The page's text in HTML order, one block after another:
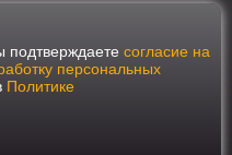
с требованиями
года №152-ФЗ "О персональных
возможно только при
персональных данных. Для
с пользователями мы
пользоваться сайтом, вы
cookie.
подтверждаете согласие на
персональных
Политике